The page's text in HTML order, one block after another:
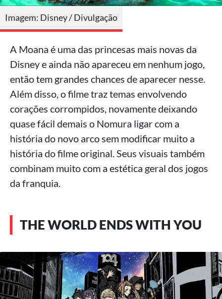
Imagem: Disney / Divulgação
A Moana é uma das princesas mais novas da
Disney e ainda não apareceu em nenhum jogo,
então tem grandes chances de aparecer nesse.
Além disso, o filme traz temas envolvendo
corações corrompidos, novamente deixando
quase fácil demais o Nomura ligar com a
história do novo arco sem modificar muito a
história do filme original. Seus visuais também
combinam muito com a estética geral dos jogos
da franquia.
THE WORLD ENDS WITH YOU